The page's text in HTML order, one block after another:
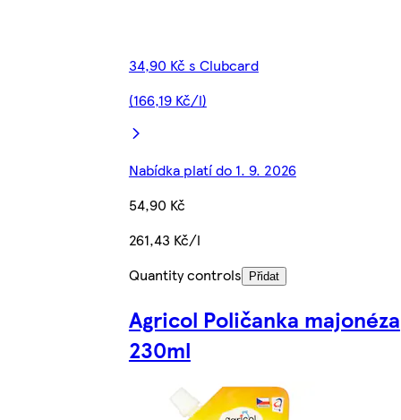
34,90 Kč s Clubcard
(166,19 Kč/l)
Nabídka platí do 1. 9. 2026
54,90 Kč
261,43 Kč/l
Quantity controls
Přidat
Agricol Poličanka majonéza
230ml